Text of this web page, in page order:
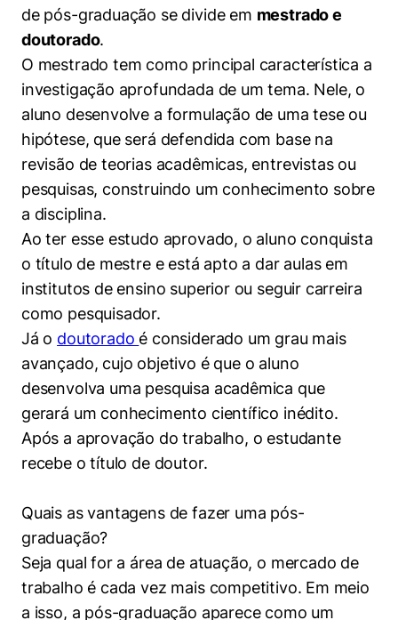
de pós-graduação se divide em mestrado e
doutorado.
O mestrado tem como principal característica a
investigação aprofundada de um tema. Nele, o
aluno desenvolve a formulação de uma tese ou
hipótese, que será defendida com base na
revisão de teorias acadêmicas, entrevistas ou
pesquisas, construindo um conhecimento sobre
a disciplina.
Ao ter esse estudo aprovado, o aluno conquista
o título de mestre e está apto a dar aulas em
institutos de ensino superior ou seguir carreira
como pesquisador.
Já o doutorado é considerado um grau mais
avançado, cujo objetivo é que o aluno
desenvolva uma pesquisa acadêmica que
gerará um conhecimento científico inédito.
Após a aprovação do trabalho, o estudante
recebe o título de doutor.
Quais as vantagens de fazer uma pós-
graduação?
Seja qual for a área de atuação, o mercado de
trabalho é cada vez mais competitivo. Em meio
a isso, a pós-graduação aparece como um